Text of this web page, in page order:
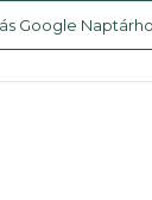
Google